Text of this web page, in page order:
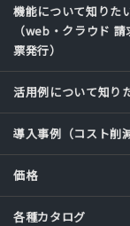
機能について知りた
（web・クラウド
票発行）
活用例について知り
導入事例（コスト削
価格
各種カタログ